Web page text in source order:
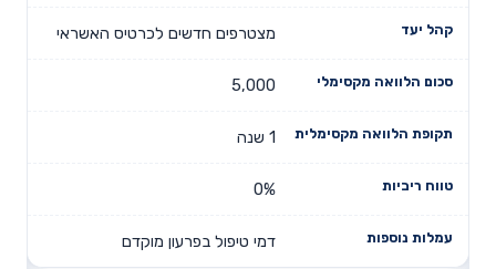
מצטרפים חדשים לכרטיס האשראי
5,000
1 שנה
0%
דמי טיפול בפרעון מוקדם